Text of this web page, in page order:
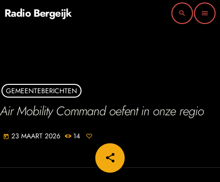
Radio Bergeijk search menu
GEMEENTEBERICHTEN
Air Mobility Command oefent in onze regio
today 23 MAART 2026 14
share
email